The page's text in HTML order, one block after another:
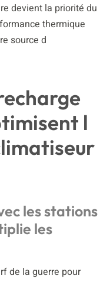
devient la priorité du
thermique
source d
l
les stations
les
de la guerre pour